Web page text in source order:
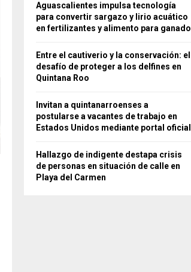
Aguascalientes impulsa tecnología
para convertir sargazo y lirio acuático
en fertilizantes y alimento para ganado
Entre el cautiverio y la conservación: el
desafío de proteger a los delfines en
Quintana Roo
Invitan a quintanarroenses a
postularse a vacantes de trabajo en
Estados Unidos mediante portal oficial
Hallazgo de indigente destapa crisis
de personas en situación de calle en
Playa del Carmen